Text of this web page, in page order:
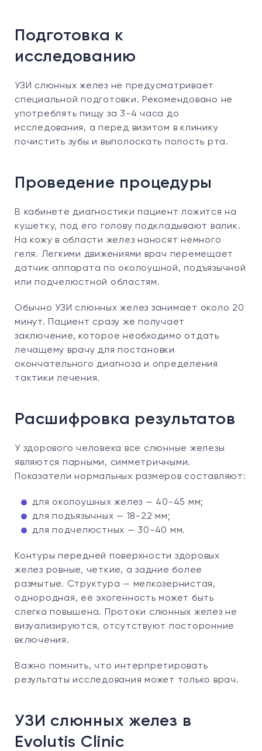
Подготовка к
исследованию
УЗИ слюнных желез не предусматривает
специальной подготовки. Рекомендовано не
употреблять пищу за 3-4 часа до
исследования, а перед визитом в клинику
почистить зубы и выполоскать полость рта.
Проведение процедуры
В кабинете диагностики пациент ложится на
кушетку, под его голову подкладывают валик.
На кожу в области желез наносят немного
геля. Легкими движениями врач перемещает
датчик аппарата по околоушной, подъязычной
или подчелюстной областям.
Обычно УЗИ слюнных желез занимает около 20
минут. Пациент сразу же получает
заключение, которое необходимо отдать
лечащему врачу для постановки
окончательного диагноза и определения
тактики лечения.
Расшифровка результатов
У здорового человека все слюнные железы
являются парными, симметричными.
Показатели нормальных размеров составляют:
для околоушных желез — 40-45 мм;
для подъязычных — 18-22 мм;
для подчелюстных — 30-40 мм.
Контуры передней поверхности здоровых
желез ровные, четкие, а задние более
размытые. Структура — мелкозернистая,
однородная, её эхогенность может быть
слегка повышена. Протоки слюнных желез не
визуализируются, отсутствуют посторонние
включения.
Важно помнить, что интерпретировать
результаты исследования может только врач.
УЗИ слюнных желез в
Evolutis Clinic